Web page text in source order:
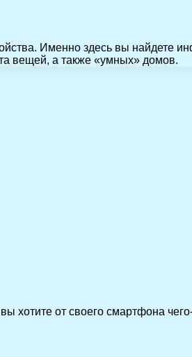
Именно здесь вы найдете
вещей, а также «умных» домов.
хотите от своего смартфона